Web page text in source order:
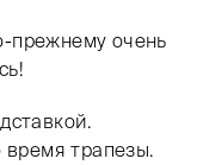
прежнему очень
трапезы.